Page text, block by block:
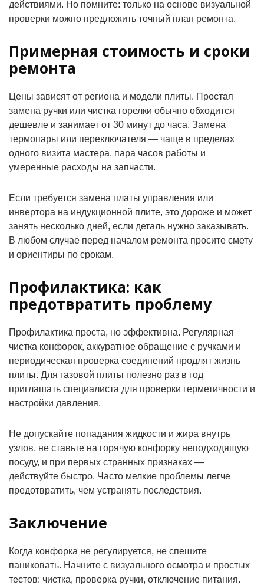
действиями. Но помните: только на основе визуальной
проверки можно предложить точный план ремонта.
Примерная стоимость и сроки
ремонта
Цены зависят от региона и модели плиты. Простая
замена ручки или чистка горелки обычно обходится
дешевле и занимает от 30 минут до часа. Замена
термопары или переключателя — чаще в пределах
одного визита мастера, пара часов работы и
умеренные расходы на запчасти.
Если требуется замена платы управления или
инвертора на индукционной плите, это дороже и может
занять несколько дней, если деталь нужно заказывать.
В любом случае перед началом ремонта просите смету
и ориентиры по срокам.
Профилактика: как
предотвратить проблему
Профилактика проста, но эффективна. Регулярная
чистка конфорок, аккуратное обращение с ручками и
периодическая проверка соединений продлят жизнь
плиты. Для газовой плиты полезно раз в год
приглашать специалиста для проверки герметичности и
настройки давления.
Не допускайте попадания жидкости и жира внутрь
узлов, не ставьте на горячую конфорку неподходящую
посуду, и при первых странных признаках —
действуйте быстро. Часто мелкие проблемы легче
предотвратить, чем устранять последствия.
Заключение
Когда конфорка не регулируется, не спешите
паниковать. Начните с визуального осмотра и простых
тестов: чистка, проверка ручки, отключение питания.